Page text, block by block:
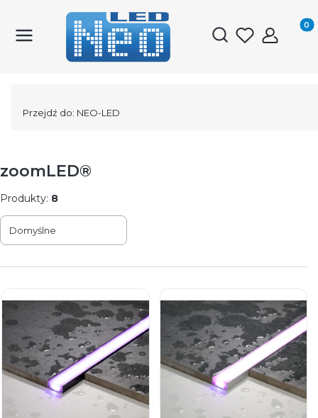
Otwórz
Przejdź do: NEO-LED
zoomLED®
Produkty: 8
Lista produktów
Domyślne